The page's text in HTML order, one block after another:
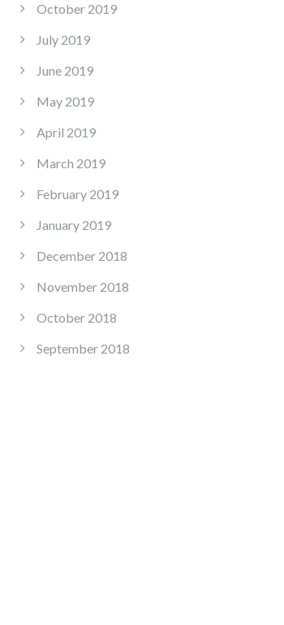
October 2019
July 2019
June 2019
May 2019
April 2019
March 2019
February 2019
January 2019
December 2018
November 2018
October 2018
September 2018